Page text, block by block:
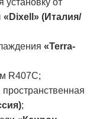
«Dixell» (Италия/
«Terra-
R407C;
;